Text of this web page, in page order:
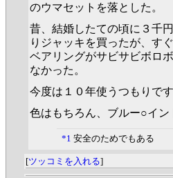
のウマセットを落とした。
昔、結婚したての頃に３千
りジャッキを買ったが、す
ベアリングがサビサビボロ
なかった。
今度は１０年使うつもりです
色はもちろん、ブルー○イン
*1 安全のためでもある
[ツッコミを入れる]